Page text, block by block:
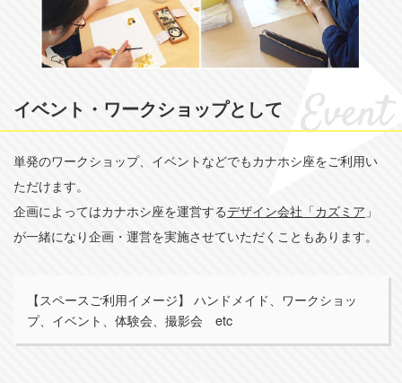
イベント・ワークショップとして
単発のワークショップ、イベントなどでもカナホシ座をご利用い
ただけます。
企画によってはカナホシ座を運営するデザイン会社「カズミア 」
が一緒になり企画・運営を実施させていただくこともあります。
【スペースご利用イメージ】 ハンドメイド、ワークショッ
プ、イベント、体験会、撮影会 etc